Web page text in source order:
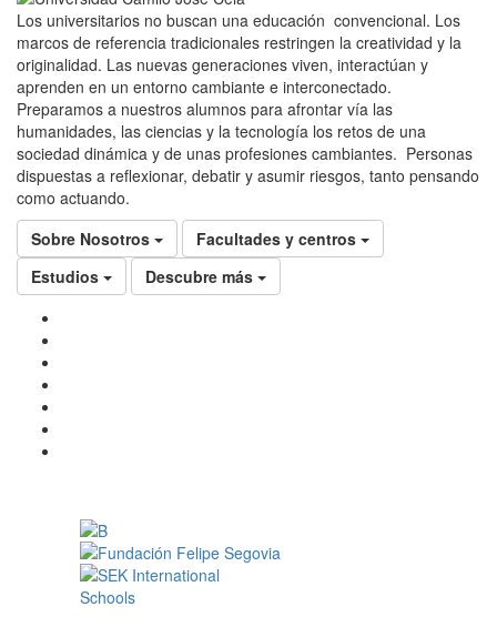
Los universitarios no buscan una educación convencional. Los
marcos de referencia tradicionales restringen la creatividad y la
originalidad. Las nuevas generaciones viven, interactúan y
aprenden en un entorno cambiante e interconectado.
Preparamos a nuestros alumnos para afrontar vía las
humanidades, las ciencias y la tecnología los retos de una
sociedad dinámica y de unas profesiones cambiantes. Personas
dispuestas a reflexionar, debatir y asumir riesgos, tanto pensando
como actuando.
Sobre Nosotros
Facultades y centros
Estudios
Descubre más